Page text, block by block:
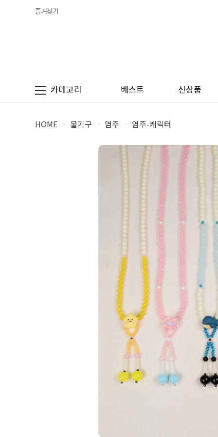
즐겨찾기
카테고리 베스트 신상품
HOME > 불기구 > 염주 > 염주-캐릭터